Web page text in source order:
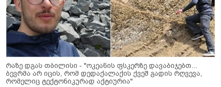
რაზე დგას თბილისი - "ოკეანის ფსკერზე დავაბიჯებთ...
ბევრმა არ იცის, რომ დედაქალაქის ქვეშ გადის რღვევა,
რომელიც ტექტონიკურად აქტიურია"